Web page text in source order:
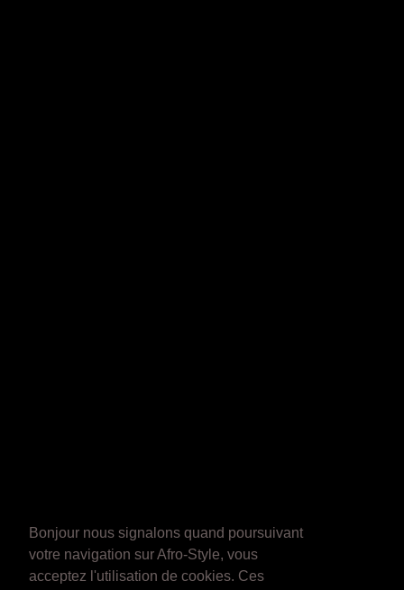
Bonjour nous signalons quand poursuivant
votre navigation sur Afro-Style, vous
acceptez l'utilisation de cookies. Ces